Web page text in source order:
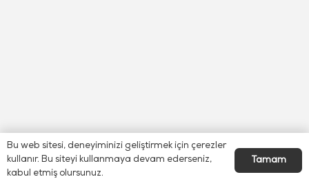
Bu web sitesi, deneyiminizi geliştirmek için çerezler
kullanır. Bu siteyi kullanmaya devam ederseniz,
kabul etmiş olursunuz.
Tamam